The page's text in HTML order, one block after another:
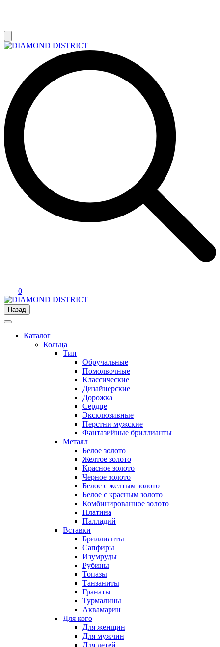
0
Назад
Каталог
Кольца
Тип
Обручальные
Помолвочные
Классические
Дизайнерские
Дорожка
Сердце
Эксклюзивные
Перстни мужские
Фантазийные бриллианты
Металл
Белое золото
Желтое золото
Красное золото
Черное золото
Белое с желтым золото
Белое с красным золото
Комбинированное золото
Платина
Палладий
Вставки
Бриллианты
Сапфиры
Изумруды
Рубины
Топазы
Танзаниты
Гранаты
Турмалины
Аквамарин
Для кого
Для женщин
Для мужчин
Для детей